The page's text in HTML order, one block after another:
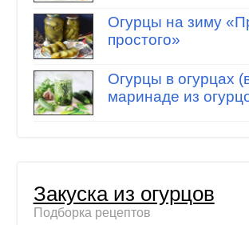
Огурцы на зиму
простого»
Огурцы в огурцах
маринаде из
Закуска из огурцов
Подборка рецептов